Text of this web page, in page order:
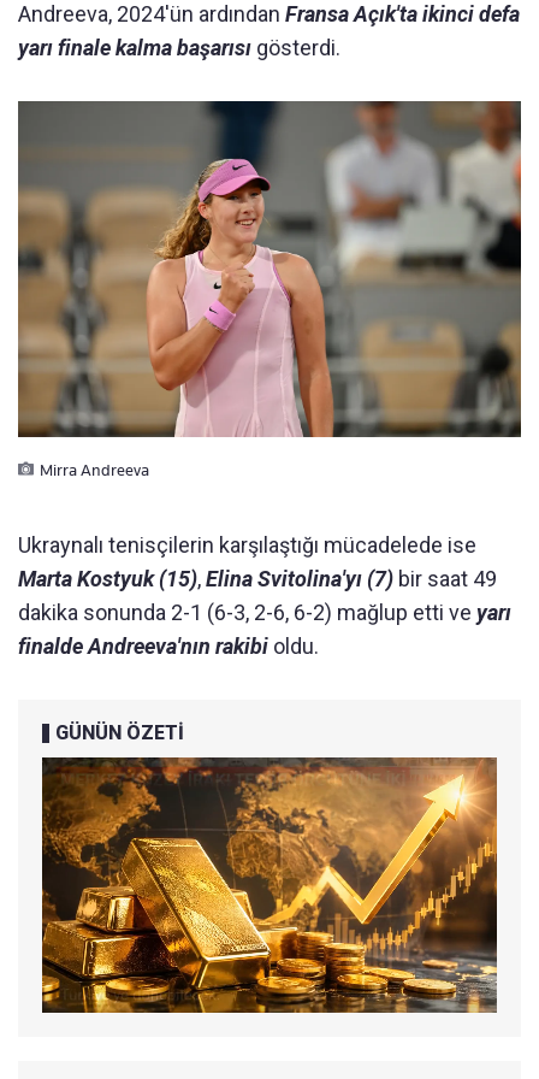
Andreeva, 2024'ün ardından Fransa Açık'ta ikinci defa
yarı finale kalma başarısı gösterdi.
Mirra Andreeva
Ukraynalı tenisçilerin karşılaştığı mücadelede ise
Marta Kostyuk (15),Elina Svitolina'yı (7) bir saat 49
dakika sonunda 2-1 (6-3, 2-6, 6-2) mağlup etti ve yarı
finalde Andreeva'nın rakibi oldu.
GÜNÜN ÖZETİ